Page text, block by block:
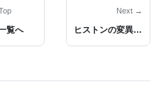
ク質がウイルス性疾患の
研究が求められると、
覧へ
Next →
ヒストンの変異が悪性小児脳腫瘍に関与